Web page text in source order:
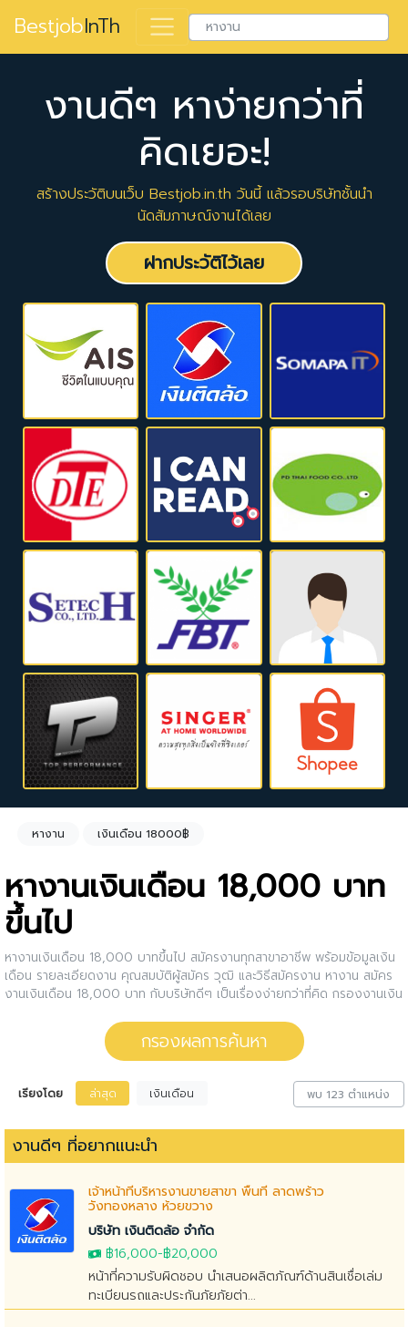
BestjobInTh
งานดีๆ หาง่ายกว่าที่
คิดเยอะ!
สร้างประวัติบนเว็บ Bestjob.in.th วันนี้ แล้วรอบริษัทชั้นนำ
นัดสัมภาษณ์งานได้เลย
ฝากประวัติไว้เลย
หางาน เงินเดือน 18000฿
หางานเงินเดือน 18,000 บาท
ขึ้นไป
หางานเงินเดือน 18,000 บาทขึ้นไป สมัครงานทุกสาขาอาชีพ พร้อมข้อมูลเงิน
เดือน รายละเอียดงาน คุณสมบัติผู้สมัคร วุฒิ และวิธีสมัครงาน หางาน สมัคร
งานเงินเดือน 18,000 บาท กับบริษัทดีๆ เป็นเรื่องง่ายกว่าที่คิด กรองงานเงิน
ตำแหน่งงานนั้นๆได้เลย หรือคุณสามารถปรับการกรองผลการค้นหาได้อีกด้วย
กรองผลการค้นหา
เรียงโดย ล่าสุด เงินเดือน พบ 123 ตำแหน่ง
งานดีๆ ที่อยากแนะนำ
เจ้าหน้าที่บริหารงานขายสาขา พื้นที่ ลาดพร้าว
วังทองหลาง ห้วยขวาง
บริษัท เงินติดล้อ จำกัด
฿16,000-฿20,000
หน้าที่ความรับผิดชอบ นำเสนอผลิตภัณฑ์ด้านสินเชื่อเล่ม
ทะเบียนรถและประกันภัยภัยต่า...